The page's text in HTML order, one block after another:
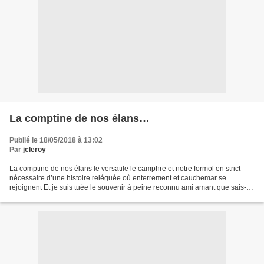
La comptine de nos élans…
Publié le 18/05/2018 à 13:02
Par jcleroy
La comptine de nos élans le versatile le camphre et notre formol en strict
nécessaire d’une histoire reléguée où enterrement et cauchemar se
rejoignent Et je suis tuée le souvenir à peine reconnu ami amant que sais-je